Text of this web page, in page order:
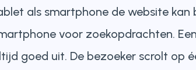
als smartphone de website kan
voor zoekopdrachten.
goed uit. De bezoeker scrolt op